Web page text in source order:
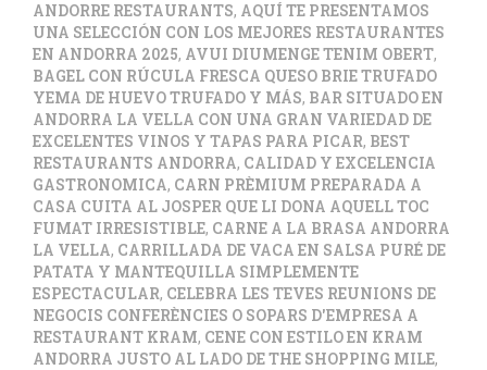
ANDORRE RESTAURANTS, AQUÍ TE PRESENTAMOS
UNA SELECCIÓN CON LOS MEJORES RESTAURANTES
EN ANDORRA 2025, AVUI DIUMENGE TENIM OBERT,
BAGEL CON RÚCULA FRESCA QUESO BRIE TRUFADO
YEMA DE HUEVO TRUFADO Y MÁS, BAR SITUADO EN
ANDORRA LA VELLA CON UNA GRAN VARIEDAD DE
EXCELENTES VINOS Y TAPAS PARA PICAR, BEST
RESTAURANTS ANDORRA, CALIDAD Y EXCELENCIA
GASTRONOMICA, CARN PRÈMIUM PREPARADA A
CASA CUITA AL JOSPER QUE LI DONA AQUELL TOC
FUMAT IRRESISTIBLE, CARNE A LA BRASA ANDORRA
LA VELLA, CARRILLADA DE VACA EN SALSA PURÉ DE
PATATA Y MANTEQUILLA SIMPLEMENTE
ESPECTACULAR, CELEBRA LES TEVES REUNIONS DE
NEGOCIS CONFERÈNCIES O SOPARS D'EMPRESA A
RESTAURANT KRAM, CENE CON ESTILO EN KRAM
ANDORRA JUSTO AL LADO DE THE SHOPPING MILE,